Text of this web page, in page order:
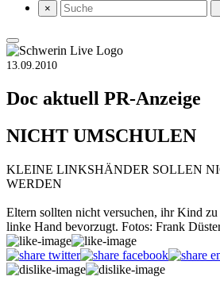
×
13.09.2010
Doc aktuell PR-Anzeige
NICHT UMSCHULEN
KLEINE LINKSHÄNDER SOLLEN
WERDEN
Eltern sollten nicht versuchen, ihr Kind
linke Hand bevorzugt. Fotos: Frank